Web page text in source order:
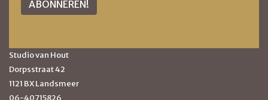
Studio van Hout
Dorpsstraat 42
1121 BX Landsmeer
06-40715826